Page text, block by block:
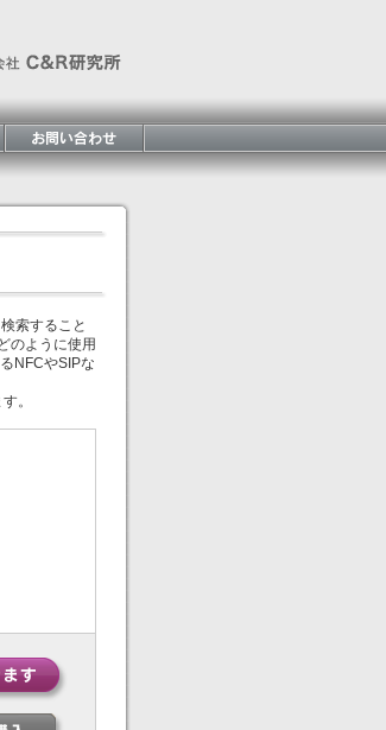
索すること
のように使用
NFCやSIPな
。